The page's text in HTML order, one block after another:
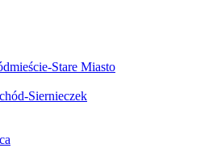
Stare Miasto
Siernieczek